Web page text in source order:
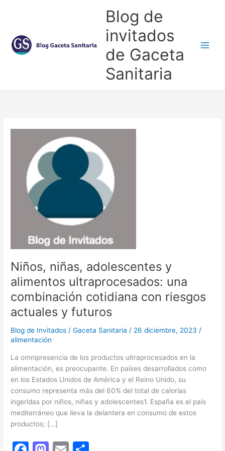
Blog de
invitados
de Gaceta
Sanitaria
Niños, niñas, adolescentes y
alimentos ultraprocesados: una
combinación cotidiana con riesgos
actuales y futuros
Blog de Invitados /Gaceta Sanitaria / 26 diciembre, 2023 /
alimentación
La omnipresencia de los productos ultraprocesados en la
alimentación, es preocupante. En países desarrollados como
en los Estados Unidos de América y el Reino Unido, su
consumo representa más del 60% del total de calorías
ingeridas por niños, niñas y adolescentes1. España es el país
mediterráneo que lleva la delantera en consumo de estos
productos; […]